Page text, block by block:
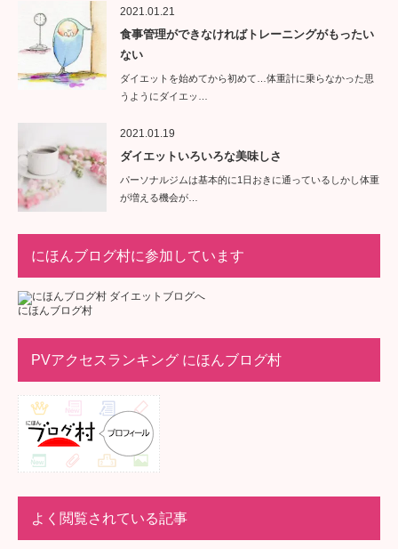
2021.01.21
食事管理ができなければトレーニングがもったい
ない
ダイエットを始めてから初めて…体重計に乗らなかった思
うようにダイエッ…
2021.01.19
ダイエットいろいろな美味しさ
パーソナルジムは基本的に1日おきに通っているしかし体重
が増える機会が…
にほんブログ村に参加しています
にほんブログ村
PVアクセスランキング にほんブログ村
よく閲覧されている記事